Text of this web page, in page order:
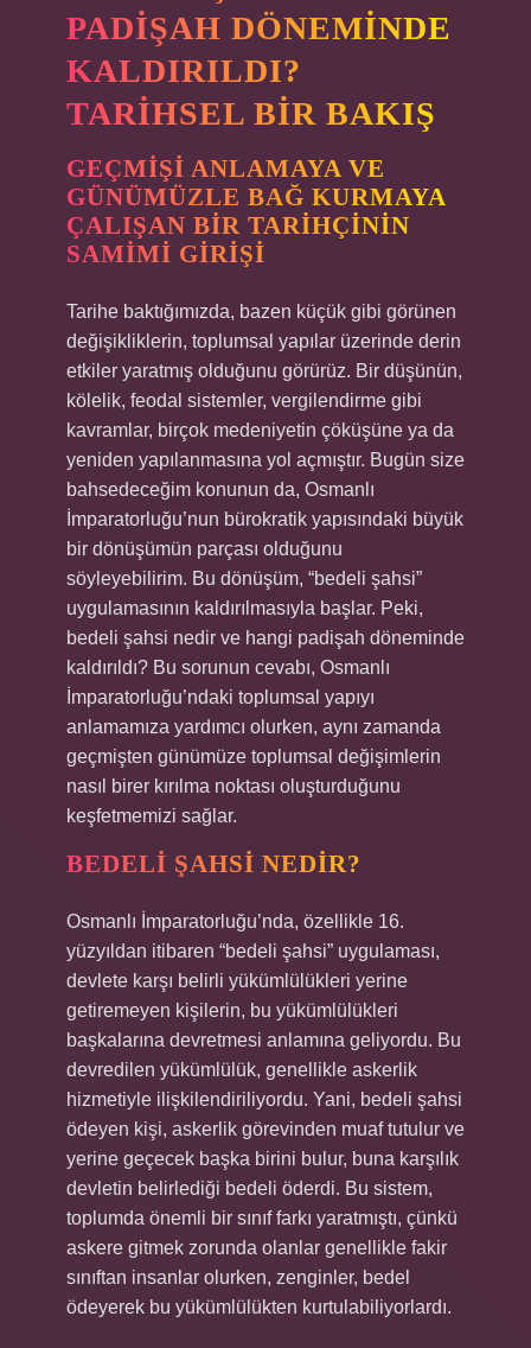
PADIŞAH DÖNEMINDE
KALDIRILDI?
TARIHSEL BIR BAKIŞ
GEÇMIŞI ANLAMAYA VE
GÜNÜMÜZLE BAĞ KURMAYA
ÇALIŞAN BIR TARIHÇININ
SAMIMI GIRIŞI
Tarihe baktığımızda, bazen küçük gibi görünen
değişikliklerin, toplumsal yapılar üzerinde derin
etkiler yaratmış olduğunu görürüz. Bir düşünün,
kölelik, feodal sistemler, vergilendirme gibi
kavramlar, birçok medeniyetin çöküşüne ya da
yeniden yapılanmasına yol açmıştır. Bugün size
bahsedeceğim konunun da, Osmanlı
İmparatorluğu’nun bürokratik yapısındaki büyük
bir dönüşümün parçası olduğunu
söyleyebilirim. Bu dönüşüm, “bedeli şahsi”
uygulamasının kaldırılmasıyla başlar. Peki,
bedeli şahsi nedir ve hangi padişah döneminde
kaldırıldı? Bu sorunun cevabı, Osmanlı
İmparatorluğu’ndaki toplumsal yapıyı
anlamamıza yardımcı olurken, aynı zamanda
geçmişten günümüze toplumsal değişimlerin
nasıl birer kırılma noktası oluşturduğunu
keşfetmemizi sağlar.
BEDELI ŞAHSI NEDIR?
Osmanlı İmparatorluğu’nda, özellikle 16.
yüzyıldan itibaren “bedeli şahsi” uygulaması,
devlete karşı belirli yükümlülükleri yerine
getiremeyen kişilerin, bu yükümlülükleri
başkalarına devretmesi anlamına geliyordu. Bu
devredilen yükümlülük, genellikle askerlik
hizmetiyle ilişkilendiriliyordu. Yani, bedeli şahsi
ödeyen kişi, askerlik görevinden muaf tutulur ve
yerine geçecek başka birini bulur, buna karşılık
devletin belirlediği bedeli öderdi. Bu sistem,
toplumda önemli bir sınıf farkı yaratmıştı, çünkü
askere gitmek zorunda olanlar genellikle fakir
sınıftan insanlar olurken, zenginler, bedel
ödeyerek bu yükümlülükten kurtulabiliyorlardı.